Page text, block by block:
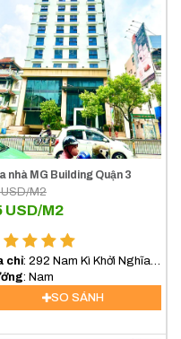
nhà MG Building Quận 3
M2
USD/M2
chỉ: 292 Nam Kì Khởi Nghĩa,
8, Quận 3
: Nam
SO SÁNH